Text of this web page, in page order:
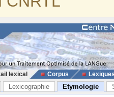
lexical Corpus
Lexicographie Etymologie